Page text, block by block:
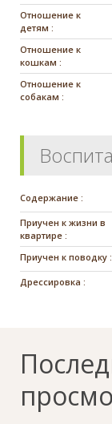
Отношение к
детям :
Отношение к
кошкам :
Отношение к
собакам :
Содержание :
Приучен к жизни в
квартире :
Приучен к поводку :
Дрессировка :